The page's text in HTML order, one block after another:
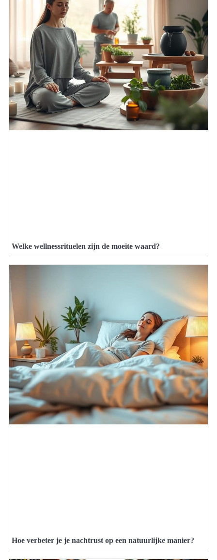
Welke wellnessrituelen zijn de moeite waard?
Hoe verbeter je je nachtrust op een natuurlijke manier?